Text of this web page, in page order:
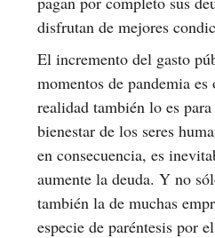
disfrutan de mejores
El incremento del gasto
momentos de pandemia
realidad también lo es
bienestar de los seres
en consecuencia, es
aumente la deuda. Y no
también la de muchas
especie de paréntesis por